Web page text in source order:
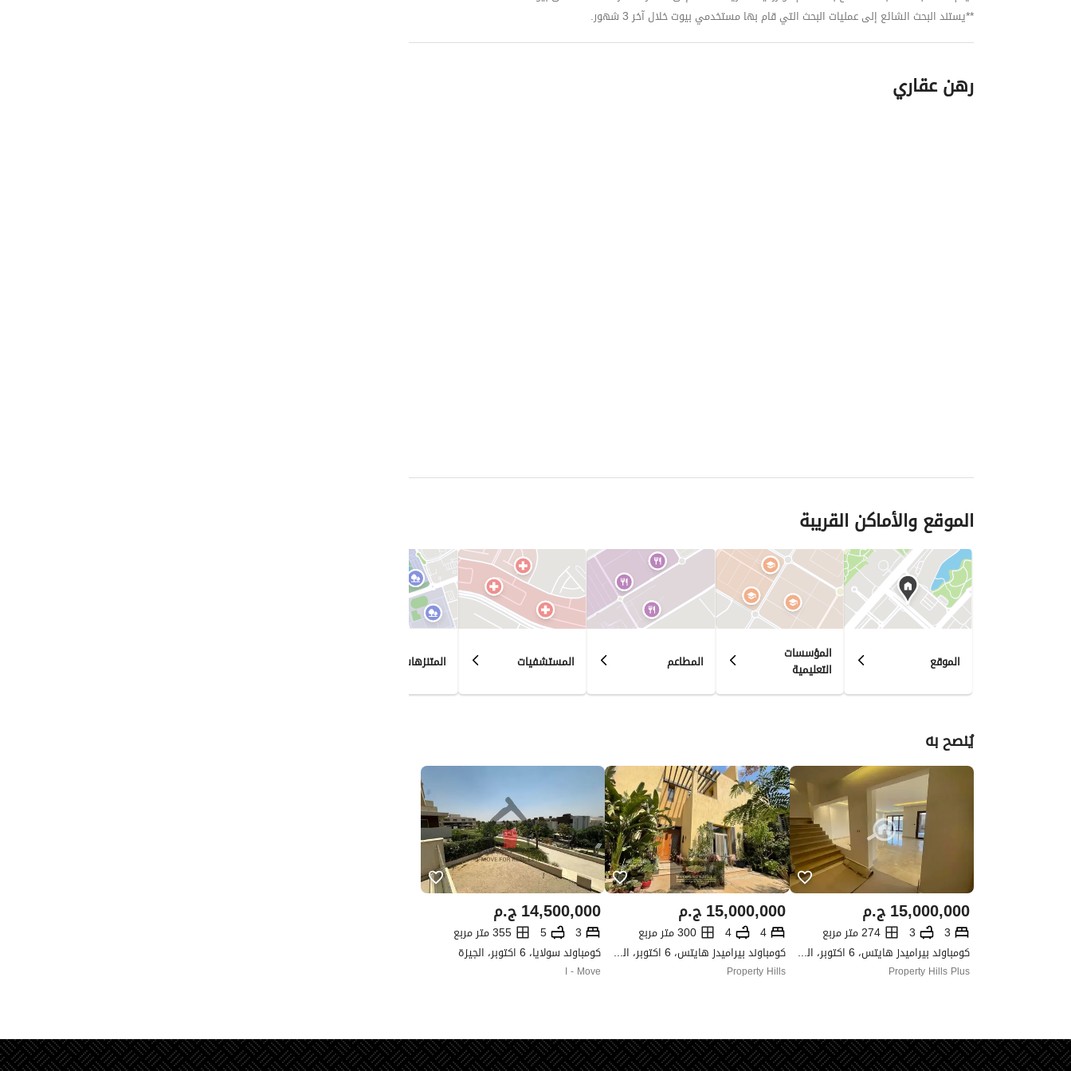
**يستند البحث الشائع إلى عمليات البحث التي قام بها مستخدمي بيوت خلال آخر 3 شهور.
رهن عقاري
الموقع والأماكن القريبة
الموقع المؤسسات
التعليمية المطاعم المستشفيات المتنزهات
يُنصح به
ج.م15,000,000
3
3
274 متر مربع
كومباوند بيراميدز هايتس، 6 اكتوبر، الجيزة
Property Hills Plus
ج.م15,000,000
4
4
300 متر مربع
كومباوند بيراميدز هايتس، 6 اكتوبر، الجيزة
Property Hills
ج.م14,500,000
3
5
355 متر مربع
كومباوند سولايا، 6 اكتوبر، الجيزة
I - Move